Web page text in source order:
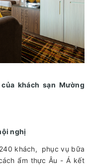
khách sạn Mường
nghị
khách, phục vụ bữa
ẩm thực Âu - Á kết